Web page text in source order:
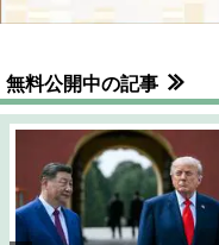
無料公開中の記事